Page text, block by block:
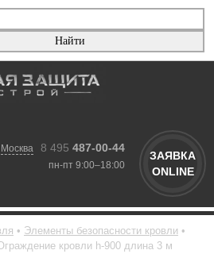
Москва 8 495 487-00-44
пн-пт 9:00–18:00
ЗАЯВКА
ONLINE
Элементы безопасности кровли
кровли h-900 длина 3 м